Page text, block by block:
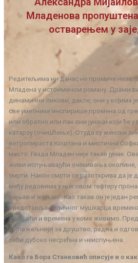
Младенова
остварењем у
Редитељима ни данас не промиче
Младена у истоименом роману. Драми
динамични ликови, дакле, они у којима
све уметнике инспирише промена од
или обратно или пак они јунаци који ће
катарзу (очишћење). Отуда су женски
ветропираста Коштана и мистична
место. Газда Младен није такав јунак.
живи испуњавајући очекивања околине,
смрти. Након смрти се разоткрива да је
међу редовима у његовом тефтеру
рањав и жељан“. Као такав он је један
представља типичног мушкарца
дело али и времена у коме живимо. Пред
најпожељнији за друштво, радна и
себи дубоко несрећна и неиспуњена.
Како га Бора Станковић описује и о